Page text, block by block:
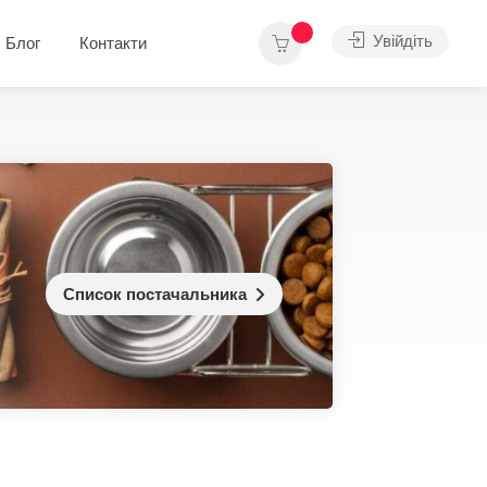
Блог Контакти Увійдіть
Список постачальника